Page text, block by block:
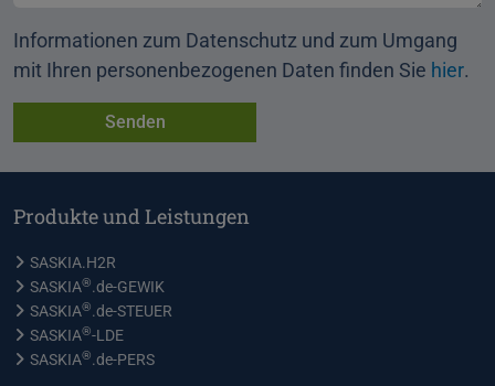
Informationen zum Datenschutz und zum Umgang
mit Ihren personenbezogenen Daten finden Sie hier.
Produkte und Leistungen
SASKIA.H2R
SASKIA®.de-GEWIK
SASKIA®.de-STEUER
SASKIA®-LDE
SASKIA®.de-PERS